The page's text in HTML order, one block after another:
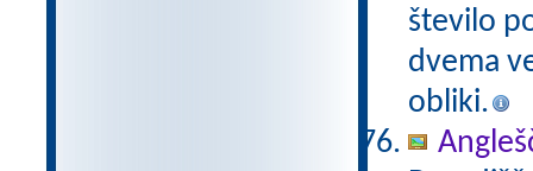
število
dvema
obliki.